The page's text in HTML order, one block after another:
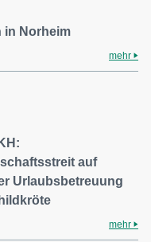
in Norheim
mehr
auf
Urlaubsbetreuung
mehr